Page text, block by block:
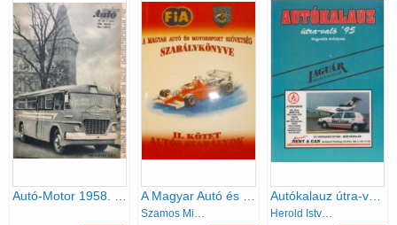
Szamos Miklós
Autókalauz útra-való '95 (negyedik évfolyam)
Herold István (szerk.)